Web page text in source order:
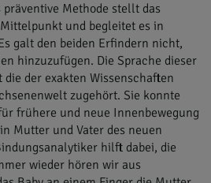
Methode stellt das
und begleitet es in
galt den beiden Erfindern nicht,
hinzuzufügen. Die Sprache dieser
der exakten Wissenschaften
zugehört. Sie konnte
frühere und neue Innenbewegung
Mutter und Vater des neuen
hilft dabei, die
wieder hören wir aus